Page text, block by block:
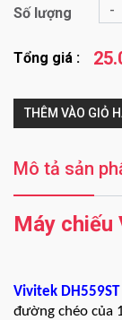
Số lượng -
Tổng giá :
THÊM VÀO GIỎ
Mô tả sản
Máy chiếu
Vivitek DH559ST
đường chéo của